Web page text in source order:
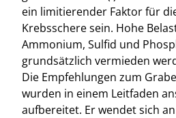
ein limitierender Faktor für
Krebsschere sein. Hohe
Ammonium, Sulfid und
grundsätzlich vermieden
Die Empfehlungen zum
wurden in einem Leitfaden
aufbereitet. Er wendet sich